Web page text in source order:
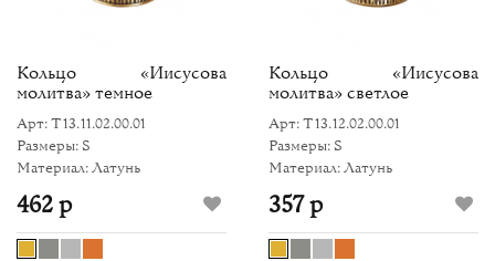
Кольцо «Иисусова
молитва» темное
Арт: Т13.11.02.00.01
Размеры: S
Материал: Латунь
462 р
Кольцо «Иисусова
молитва» светлое
Арт: Т13.12.02.00.01
Размеры: S
Материал: Латунь
357 р